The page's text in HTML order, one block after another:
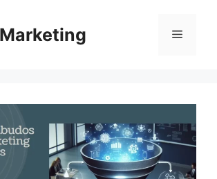
Menú